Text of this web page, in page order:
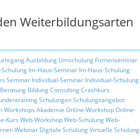
Weiterbildungsarten
Ausbildung Umschulung Firmenseminar
Im-Haus-Seminar Im-Haus-Schulung
Seminar Individual-Seminar Individual-Schulung
Beratung BildungConsultingCrashkurs
SchulungenSchulungsangebot
Workshops Akademie Online-WorkshopOnline-
Kurs Web-WorkshopWeb-SchulungWeb-
Webinar Digitale SchulungVirtuelle Schulung